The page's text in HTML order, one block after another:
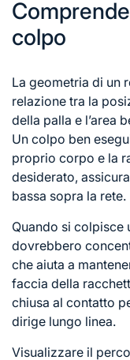
colpo
La geometria di un
relazione tra la
della palla e l’area
Un colpo ben
proprio corpo e la
desiderato,
bassa sopra la rete.
Quando si colpisce
dovrebbero
che aiuta a
faccia della
chiusa al contatto
dirige lungo linea.
Visualizzare il